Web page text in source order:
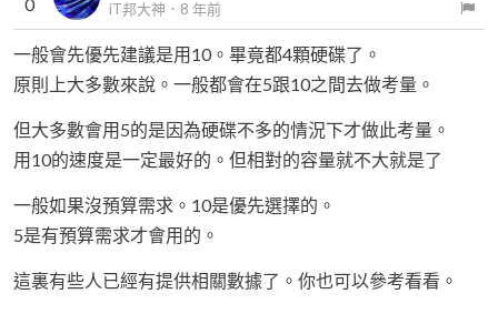
iT邦大神 ． 8 年前
0
一般會先優先建議是用10。畢竟都4顆硬碟了。
原則上大多數來說。一般都會在5跟10之間去做考量。
但大多數會用5的是因為硬碟不多的情況下才做此考量。
用10的速度是一定最好的。但相對的容量就不大就是了
一般如果沒預算需求。10是優先選擇的。
5是有預算需求才會用的。
這裏有些人已經有提供相關數據了。你也可以參考看看。